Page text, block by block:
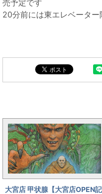
売予定です
20分前には東エレベータ
大宮店 甲状腺【大宮店OPEN記